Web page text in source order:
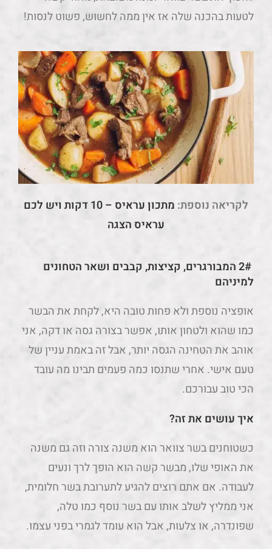
לטעות בהכנה שלה אז אין ממה לחשוש, פשוט לנסות!
לקריאה נוספת:
מתכון עראיס – 10 דקות ויש לכם
עראיס הצגה
2# המבורגרים, קציצות, קבבים ושאר הטחונים
למיניהם
אופציה נוספת ולא פחות טובה היא, לקחת את הבשר
כמו שהוא ולטחון אותו, אפשר בצורה גסה או דקה, אני
אוהב את הטחינה הגסה יותר, אבל זה באמת עניין של
טעם אישי. אחרי שתנסו כמה פעמים תבינו מה עובד
הכי טוב עבורכם.
איך עושים את זה?
כשטוחנים בשר צוואר הוא משנה צורה וזה גם משנה
את האופי שלו, מבשר קשה הוא הופך לרך ונעים
לעבודה. אם אתם רוצים להגיע לתערובת בשר חלומית,
אני ממליץ לשלב אותו עם בשר נוסף כמו טלה,
שפונדרה, או צלעות, אבל הוא עומד לגמרי בפני עצמו.